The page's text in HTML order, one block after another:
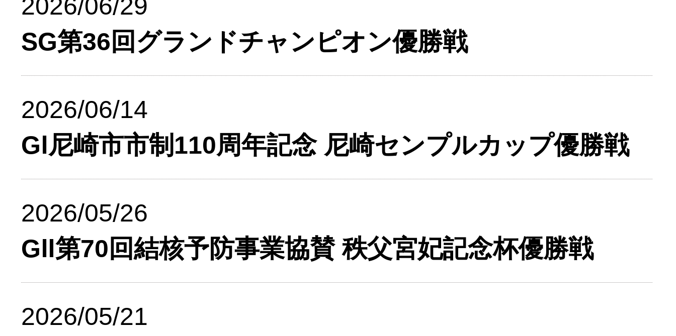
2026/06/29
SG第36回グランドチャンピオン優勝戦
2026/06/14
GⅠ尼崎市市制110周年記念 尼崎センプルカップ優勝戦
2026/05/26
GⅡ第70回結核予防事業協賛 秩父宮妃記念杯優勝戦
2026/05/21